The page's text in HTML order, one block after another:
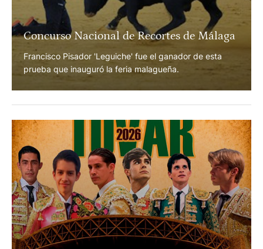
Concurso Nacional de Recortes de Málaga
Francisco Pisador 'Leguiche' fue el ganador de esta
prueba que inauguró la feria malagueña.